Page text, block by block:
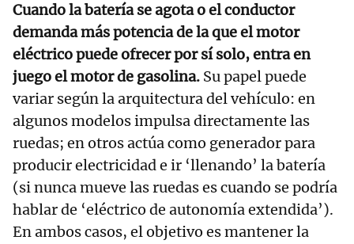
Cuando la batería se agota o el conductor
demanda más potencia de la que el motor
eléctrico puede ofrecer por sí solo, entra en
juego el motor de gasolina. Su papel puede
variar según la arquitectura del vehículo: en
algunos modelos impulsa directamente las
ruedas; en otros actúa como generador para
producir electricidad e ir ‘llenando’ la batería
(si nunca mueve las ruedas es cuando se podría
hablar de ‘eléctrico de autonomía extendida’).
En ambos casos, el objetivo es mantener la